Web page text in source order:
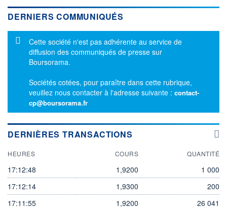
DERNIERS COMMUNIQUÉS
Message d'information
Cette société n'est pas adhérente au service de
diffusion des communiqués de presse sur
Boursorama.
Sociétés cotées, pour paraître dans cette rubrique,
veuillez nous contacter à l'adresse suivante : contact-
cp@boursorama.fr
DERNIÈRES TRANSACTIONS
HEURES COURS QUANTITÉ
17:12:48 1,9200
1 000
17:12:14
1,9300
200
17:11:55
1,9200 26 041